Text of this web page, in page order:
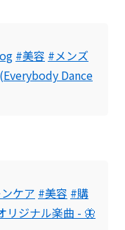
#美容 #メンズ
Dance
ケア #美容 #購
ジナル楽曲 - 🦋